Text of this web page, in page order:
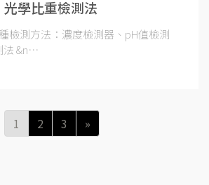
學比重檢測法
檢測方法：濃度檢測器、pH值檢測
法 &n⋯
1 2 3 »